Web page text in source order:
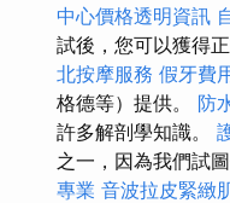
中心價格透明資訊
試後，您可以獲得
北按摩服務 假牙費
格德等）提供。 防
許多解剖學知識。
之一，因為我們試
專業 音波拉皮緊緻